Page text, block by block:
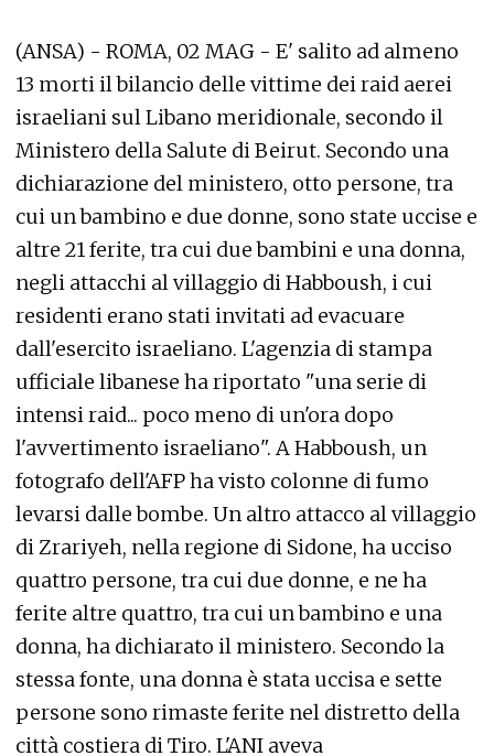
(ANSA) - ROMA, 02 MAG - E' salito ad almeno
13 morti il bilancio delle vittime dei raid aerei
israeliani sul Libano meridionale, secondo il
Ministero della Salute di Beirut. Secondo una
dichiarazione del ministero, otto persone, tra
cui un bambino e due donne, sono state uccise e
altre 21 ferite, tra cui due bambini e una donna,
negli attacchi al villaggio di Habboush, i cui
residenti erano stati invitati ad evacuare
dall'esercito israeliano. L'agenzia di stampa
ufficiale libanese ha riportato "una serie di
intensi raid... poco meno di un'ora dopo
l'avvertimento israeliano". A Habboush, un
fotografo dell'AFP ha visto colonne di fumo
levarsi dalle bombe. Un altro attacco al villaggio
di Zrariyeh, nella regione di Sidone, ha ucciso
quattro persone, tra cui due donne, e ne ha
ferite altre quattro, tra cui un bambino e una
donna, ha dichiarato il ministero. Secondo la
stessa fonte, una donna è stata uccisa e sette
persone sono rimaste ferite nel distretto della
città costiera di Tiro. L'ANI aveva